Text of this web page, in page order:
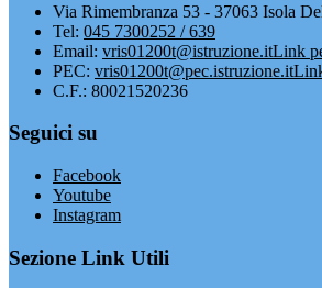
Via Rimembranza 53 - 37063 Isola
Tel: 045 7300252 / 639
Email: vris01200t@istruzione.itLink
PEC: vris01200t@pec.istruzione.it
C.F.: 80021520236
Seguici su
Facebook
Youtube
Instagram
Sezione Link Utili